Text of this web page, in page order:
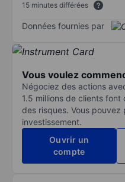
15 minutes différées
Données fournies par
Vous voulez
Négociez des actions
1.5 millions de clients
des risques. Vous
investissement.
Ouvrir un
compte